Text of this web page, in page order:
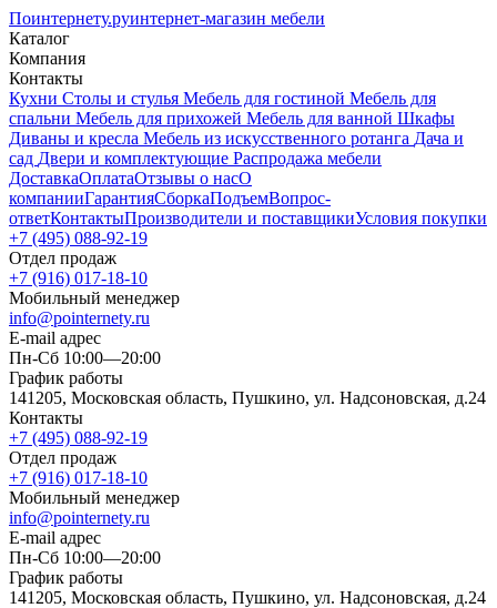
Поинтернету.руинтернет-магазин мебели
Каталог
Компания
Контакты
Кухни Столы и стулья Мебель для гостиной Мебель для
спальни Мебель для прихожей Мебель для ванной Шкафы
Диваны и кресла Мебель из искусственного ротанга Дача и
сад Двери и комплектующие Распродажа мебели
ДоставкаОплатаОтзывы о насО
компанииГарантияСборкаПодъемВопрос-
ответКонтактыПроизводители и поставщикиУсловия покупки
+7 (495) 088-92-19
Отдел продаж
+7 (916) 017-18-10
Мобильный менеджер
info@pointernety.ru
E-mail адрес
Пн-Сб 10:00—20:00
График работы
141205, Московская область, Пушкино, ул. Надсоновская, д.24
Контакты
+7 (495) 088-92-19
Отдел продаж
+7 (916) 017-18-10
Мобильный менеджер
info@pointernety.ru
E-mail адрес
Пн-Сб 10:00—20:00
График работы
141205, Московская область, Пушкино, ул. Надсоновская, д.24